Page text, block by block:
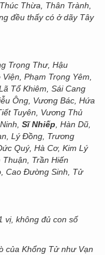
Thừa, Thân Trành,
đều thấy có ở dãy Tây
Trọng Thư, Hậu
Phạm Trọng Yêm,
Tổ Khiêm, Sái Cang
Ông, Vương Bác, Hứa
Tuyên, Vương Thủ
Sĩ Nhiếp, Hàn Dũ,
Lý Đồng, Trương
Quý, Hà Cơ, Kim Lý
Trần Hiến
Cao Đường Sinh, Tử
không đủ con số
Khổng Tử như Vạn